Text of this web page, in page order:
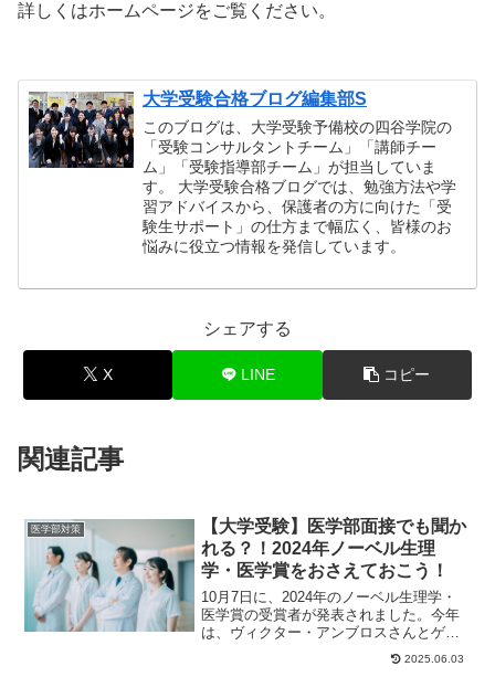
詳しくはホームページをご覧ください。
大学受験合格ブログ編集部S
このブログは、大学受験予備校の四谷学院の
「受験コンサルタントチーム」「講師チー
ム」「受験指導部チーム」が担当していま
す。 大学受験合格ブログでは、勉強方法や学
習アドバイスから、保護者の方に向けた「受
験生サポート」の仕方まで幅広く、皆様のお
悩みに役立つ情報を発信しています。
シェアする
X LINE コピー
関連記事
医学部対策
【大学受験】医学部面接でも聞か
れる？！2024年ノーベル生理
学・医学賞をおさえておこう！
10月7日に、2024年のノーベル生理学・
医学賞の受賞者が発表されました。今年
は、ヴィクター・アンブロスさんとゲイ
リー・ラブカンさんの2人が受賞していま
2025.06.03